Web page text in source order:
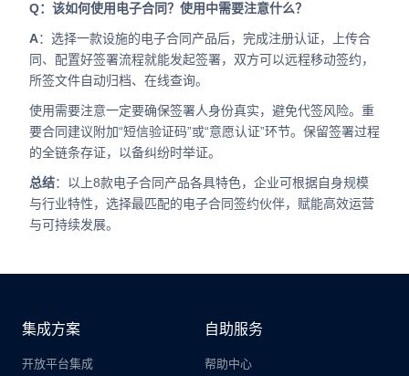
Q：该如何使用电子合同？使用中需要注意什么？
A：选择一款设施的电子合同产品后，完成注册认证，上传合
同、配置好签署流程就能发起签署，双方可以远程移动签约，
所签文件自动归档、在线查询。
使用需要注意一定要确保签署人身份真实，避免代签风险。重
要合同建议附加“短信验证码”或“意愿认证”环节。保留签署过程
的全链条存证，以备纠纷时举证。
总结：以上8款电子合同产品各具特色，企业可根据自身规模
与行业特性，选择最匹配的电子合同签约伙伴，赋能高效运营
与可持续发展。
集成方案
开放平台集成
自助服务
帮助中心